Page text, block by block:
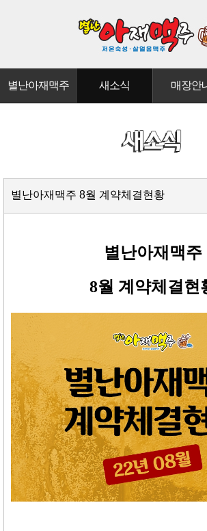
별난아재맥주 새소식 매장안
별난아재맥주 8월 계약체결현황
별난아재맥주
8월 계약체결현